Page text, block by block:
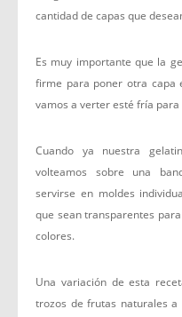
cantidad de capas que
Es muy importante que la
firme para poner otra capa
vamos a verter esté fría
Cuando ya nuestra
volteamos sobre una
servirse en moldes
que sean transparentes
colores.
Una variación de esta
trozos de frutas naturales